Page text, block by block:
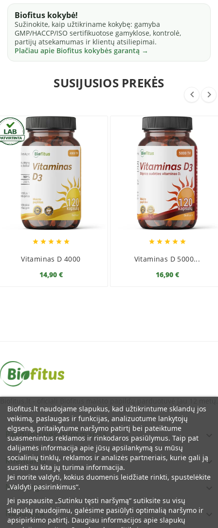
Suaugusiems rekomenduojama vartoti po vieną kapsulę
per dieną, užgeriant vandeniu, geriausia - valgant.
Neviršyti nustatytos rekomenduojamos paros dozės.
Svarbu įvairi ir subalansuota mityba bei sveikas
gyvenimo būdas. Maisto papildas neturėtų būti
požymius ir rekomenduojamus kiekius?
Skaitykite čia→
Vitaminas D - nauda ir maisto papildai
Vitaminas D3
Vitaminas D padeda palaikyti normalią kalcio ir fosforo
absorbciją ir (arba) įsisavinimą, normalią kalcio koncentraciją
kraujyje, normalią kaulų, dantų būklę, normalią raumenų
funkciją, normalią imuninės sistemos veiklą, atlieka tam tikrą
funkciją ląstelių dalijimosi procese.
Teiginiai patvirtinti Europos Komisijos reglamentu (ES) Nr.
274/2014.
Kaina
Vitamino D3 2000 TV kaina be nuolaidos yra 12,30 € už
pakuotę. Vienos vitamino D3 2000 TV kapsulės kaina yra apie
Kiek laiko galima vartoti Vitaminą D3 2000 TV?
Tačiau optimalią vartojimo trukmę ir dozę turėtų nustatyti
gydytojas, įvertinęs jūsų sveikatos būklę ir, jei reikia, kraujo
tyrimo rezultatus.
Ar galima Vitaminą D3 2000 TV vartoti ištisus
metus?
Kai kuriems žmonėms gydytojas gali rekomenduoti vitamino D
papildus vartoti visus metus - ypač jei mažai būnate saulėje
arba nustatytas žemesnis vitamino D kiekis. Kitiems pakanka
vartoti sezoniniu principu (pvz., nuo rudens iki pavasario).
Atsakymas priklauso nuo jūsų situacijos, todėl dėl ilgalaikio
Biofitus kokybė!
Sužinokite, kaip užtikriname kokybę: gamyba
GMP/HACCP/ISO sertifikuotose gamyklose, kontrolė,
partijų atsekamumas ir klientų atsiliepimai.
Plačiau apie Biofitus kokybės garantą →
SUSIJUSIOS PREKĖS
 
    
Vitaminas D 4000
14,90 €
    
Vitaminas D 5000...
16,90 €
Parduotuvės Informacija
Klientams 
Naudinga
Naudinga
Biofitus.lt naudojame slapukus, kad užtikrintume sklandų jos
veikimą, paslaugas ir funkcijas, analizuotume lankytojų
elgseną, pritaikytume naršymo patirtį bei pateiktume
suasmenintus reklamos ir rinkodaros pasiūlymus. Taip pat
dalijamės informacija apie jūsų apsilankymą su mūsų
socialinių tinklų, reklamos ir analizės partneriais, kurie gali ją
susieti su kita jų turima informacija.
Jei norite valdyti, kokius duomenis leidžiate rinkti, spustelėkite
„Valdyti pasirinkimus“.
Jei paspausite „Sutinku tęsti naršymą“ sutiksite su visų
slapukų naudojimu, galėsime pasiūlyti optimalią naršymo ir
apsipirkimo patirtį. Daugiau informacijos apie slapukų